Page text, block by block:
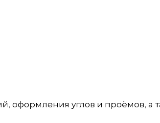
оформления углов и проёмов, а